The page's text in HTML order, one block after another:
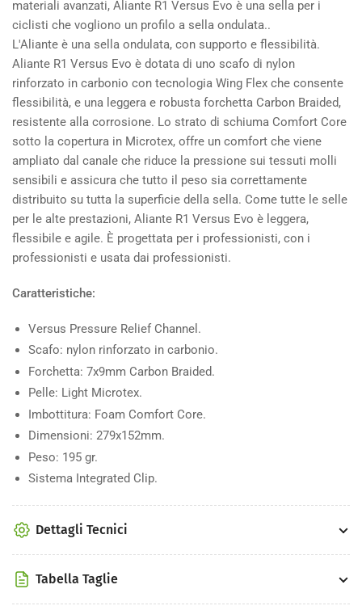
materiali avanzati, Aliante R1 Versus Evo è una sella per i
ciclisti che vogliono un profilo a sella ondulata..
L'Aliante è una sella ondulata, con supporto e flessibilità.
Aliante R1 Versus Evo è dotata di uno scafo di nylon
rinforzato in carbonio con tecnologia Wing Flex che consente
flessibilità, e una leggera e robusta forchetta Carbon Braided,
resistente alla corrosione. Lo strato di schiuma Comfort Core
sotto la copertura in Microtex, offre un comfort che viene
ampliato dal canale che riduce la pressione sui tessuti molli
sensibili e assicura che tutto il peso sia correttamente
distribuito su tutta la superficie della sella. Come tutte le selle
per le alte prestazioni, Aliante R1 Versus Evo è leggera,
flessibile e agile. È progettata per i professionisti, con i
professionisti e usata dai professionisti.
Caratteristiche:
Versus Pressure Relief Channel.
Scafo: nylon rinforzato in carbonio.
Forchetta: 7x9mm Carbon Braided.
Pelle: Light Microtex.
Imbottitura: Foam Comfort Core.
Dimensioni: 279x152mm.
Peso: 195 gr.
Sistema Integrated Clip.
Dettagli Tecnici
Tabella Taglie